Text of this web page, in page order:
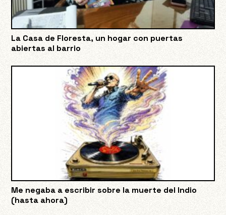
La Casa de Floresta, un hogar con puertas
abiertas al barrio
Me negaba a escribir sobre la muerte del Indio
(hasta ahora)